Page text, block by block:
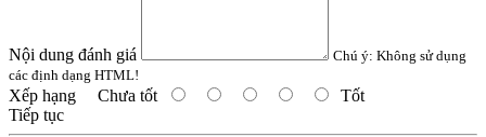
Nội dung đánh giá Chú ý: Không sử dụng
các định dạng HTML!
Xếp hạng Chưa tốt
Tốt
Tiếp tục